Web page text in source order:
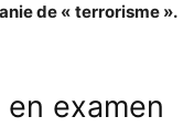
de « terrorisme ».
en examen